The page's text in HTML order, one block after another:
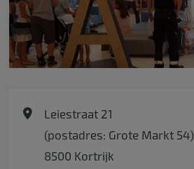
Leiestraat 21
(postadres: Grote Markt 54)
8500 Kortrijk